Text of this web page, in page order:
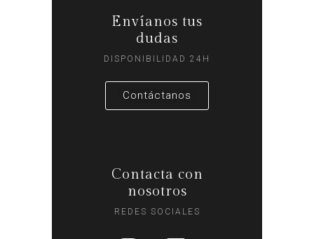
Envíanos tus
dudas
DISPONIBILIDAD 24H
Contáctanos
Contacta con
nosotros
REDES SOCIALES